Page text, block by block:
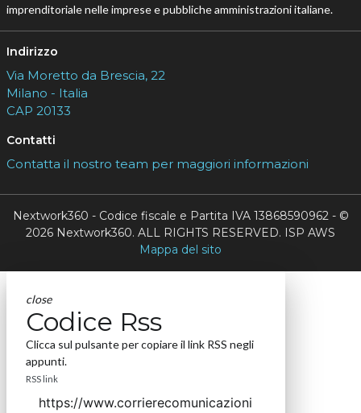
imprenditoriale nelle imprese e pubbliche amministrazioni italiane.
Indirizzo
Via Moretto da Brescia, 22
Milano - Italia
CAP 20133
Contatti
Contatta il nostro team per maggiori informazioni
Nextwork360 - Codice fiscale e Partita IVA 13868590962 - ©
2026 Nextwork360. ALL RIGHTS RESERVED. ISP AWS
Mappa del sito
close
Codice Rss
Clicca sul pulsante per copiare il link RSS negli
appunti.
RSS link